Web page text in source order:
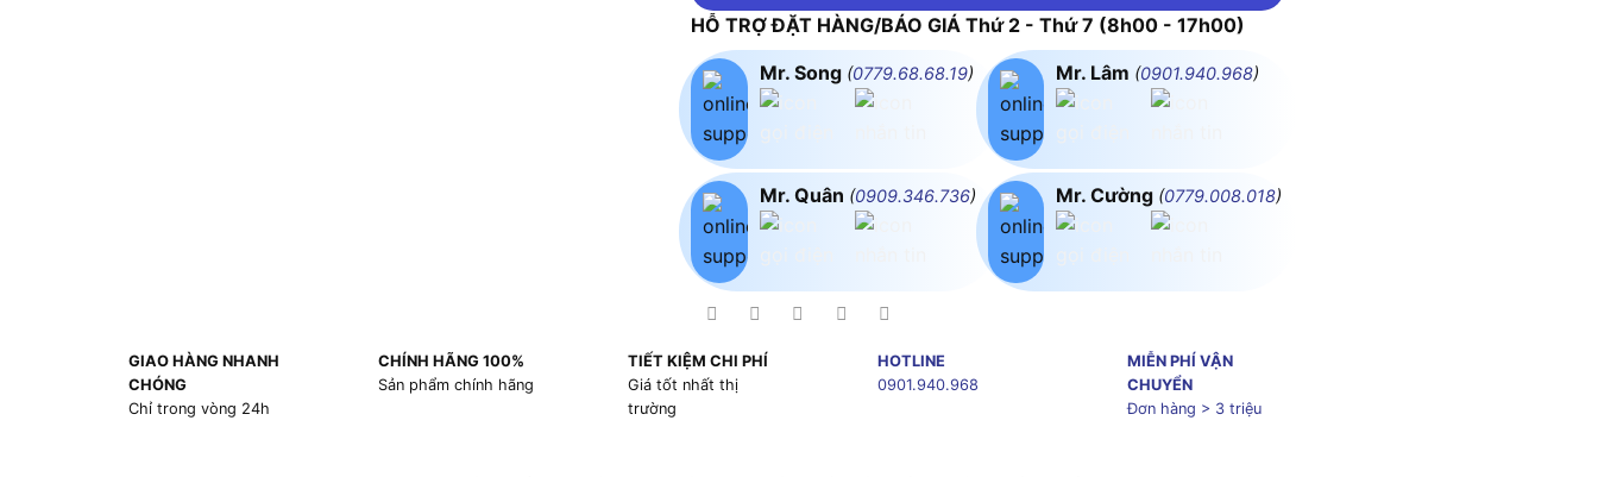
HỖ TRỢ ĐẶT HÀNG/BÁO GIÁ Thứ 2 - Thứ 7 (8h00 - 17h00)
Mr. Song (0779.68.68.19)
Mr. Quân (0909.346.736)
Mr. Lâm (0901.940.968)
Mr. Cường (0779.008.018)
GIAO HÀNG NHANH
CHÓNG
Chỉ trong vòng 24h
CHÍNH HÃNG 100%
Sản phẩm chính hãng
TIẾT KIỆM CHI PHÍ
Giá tốt nhất thị
trường
HOTLINE
0901.940.968
MIỄN PHÍ VẬN
CHUYỂN
Đơn hàng > 3 triệu